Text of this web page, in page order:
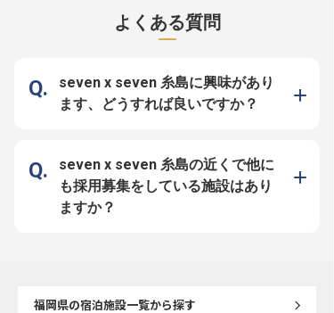
ル”が、2026年春開業！★ ・オープ
ンしたばかりの施設！あなた自身が
社。腰を据えて幅広いキャリアを描
別な一日をプロデュースする。予約
る所作を磨きながら、クリエイティ
ブな視点で福岡らしい快適な滞在を
提案してください。実質年休112
日、産休や育休取得実績ありとワー
クライフバランスを大切にしなが
ら、プロとしての専門性を高められ
待されているかを瞬時に察する。あ
なたの魅力がそのままホテルの価値
に繋がります。 ＼2026年4月オー
タッフとしてイチからホテルの未来
を創る ■月給30万円以上の安定収
入！ ■産休・育休も男女共に取得実
績多数！長く働ける環境 ■グローバ
いや立ち居振る舞いを通じて、お客
様の期待を超える価値を提供したい
方を歓迎します。実質年間休日112
日、月給30万円以上という安定し
たマネジ
・博多
便利な好
よくある質問
seven x seven 糸島に興味があり
ます、どうすれば良いですか？
seven x seven 糸島の近くで他に
も採用募集をしている施設はあり
ますか？
福岡県の宿泊施設一覧から探す